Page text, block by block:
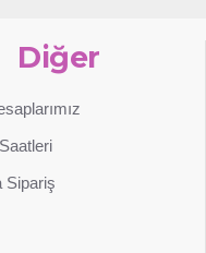
Diğer
Sipariş